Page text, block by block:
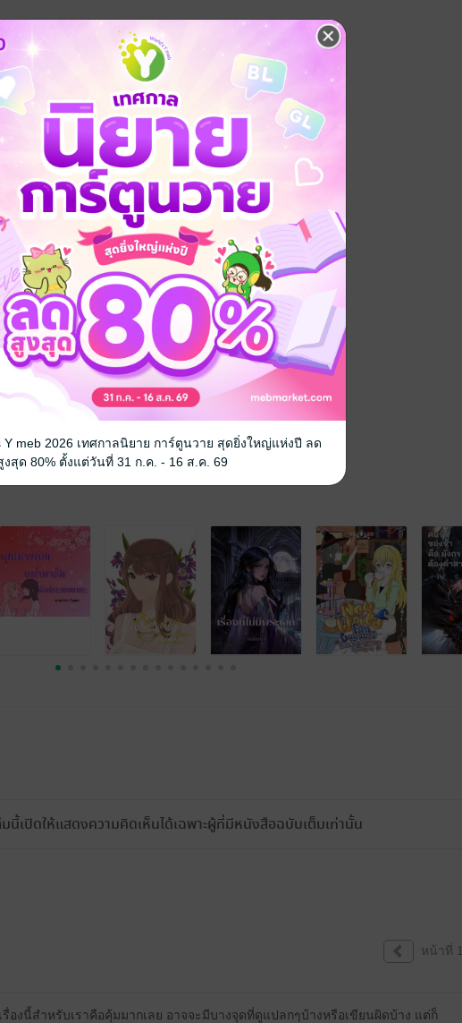
แฟนตาซี
นี้เปิดให้แสดงความคิดเห็นได้เฉพาะผู้ที่มีหนังสือฉบับเต็มเท่านั้น
หน้าที่ 1
รื่องนี้สำหรับเราคือคุ้มมากเลย อาจจะมีบางจุดที่ดูแปลกๆบ้างหรือเขียนผิดบ้าง แต่ก็
Y meb 2026 เทศกาลนิยาย การ์ตูนวาย สุดยิ่งใหญ่แห่งปี ลด
สุด 80% ตั้งแต่วันที่ 31 ก.ค. - 16 ส.ค. 69